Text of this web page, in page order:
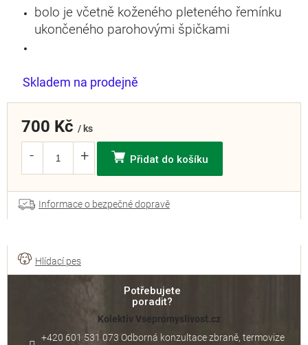
Skladem na prodejně
700 Kč / ks
Přidat do košíku
bolo je včetně koženého pleteného řemínku
ukončeného parohovými špičkami
Informace o bezpečné dopravě
Potřebujete
poradit?
Kolektiv Vsepromyslivost.cz
+420 601 531 073 Odborná konzultace zbraně, termovize